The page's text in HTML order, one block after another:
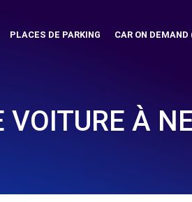
PLACES DE PARKING CAR ON
À